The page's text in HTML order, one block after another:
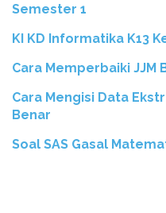
Semester 1
KI KD Informatika K13
Cara Memperbaiki JJM
Cara Mengisi Data
Benar
Soal SAS Gasal